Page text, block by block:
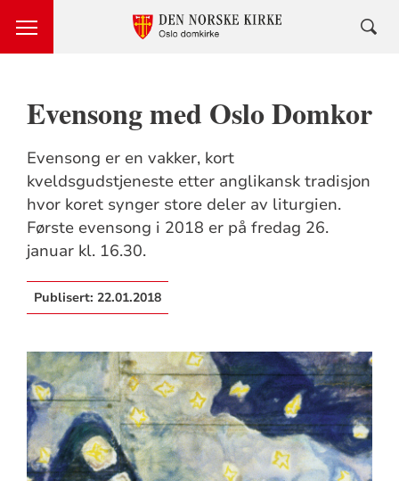
Evensong med Oslo Domkor
Evensong er en vakker, kort
kveldsgudstjeneste etter anglikansk tradisjon
hvor koret synger store deler av liturgien.
Første evensong i 2018 er på fredag 26.
januar kl. 16.30.
Publisert: 22.01.2018